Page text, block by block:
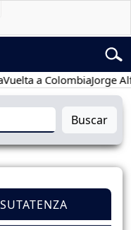
a ColombiaJorge Alfredo
Buscar